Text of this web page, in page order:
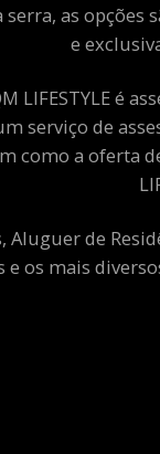
serra, as
e
LIFESTYLE é
serviço de
como a oferta
Aluguer de
e os mais